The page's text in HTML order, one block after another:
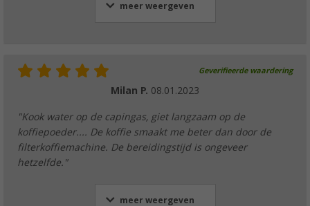
meer weergeven
Geverifieerde waardering
Milan P. 08.01.2023
"Kook water op de capingas, giet langzaam op de
koffiepoeder.... De koffie smaakt me beter dan door de
filterkoffiemachine. De bereidingstijd is ongeveer
hetzelfde."
meer weergeven